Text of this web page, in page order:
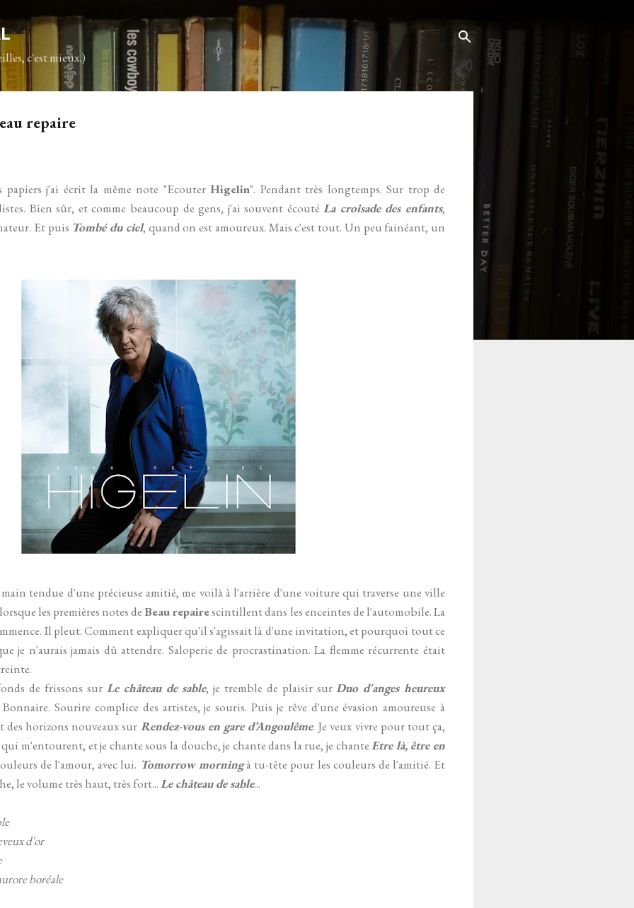
Accéder au contenu principal
c'est mieux.)
repaire
papiers j'ai écrit la même note "Ecouter Higelin". Pendant très longtemps. Sur trop de
Bien sûr, et comme beaucoup de gens, j'ai souvent écoutéLa croisade des enfants,
Et puis Tombé du ciel, quand on est amoureux. Mais c'est tout. Un peu fainéant, un
tendue d'une précieuse amitié, me voilà à l'arrière d'une voiture qui traverse une ville
les premières notes deBeau repairescintillent dans les enceintes de l'automobile. La
Il pleut. Comment expliquer qu'il s'agissait là d'une invitation, et pourquoi tout ce
je n'aurais jamais dû attendre. Saloperie de procrastination. La flemme récurrente était
de frissons sur Le château de sable, je tremble de plaisir surDuo d'anges heureux
Sourire complice des artistes, je souris. Puis je rêve d'une évasion amoureuse à
des horizons nouveaux sur Rendez-vous en gare d’Angoulême. Je veux vivre pour tout ça,
m'entourent, et je chante sous la douche, je chante dans la rue, je chanteEtre là, être en
de l'amour, avec lui. Tomorrow morningà tu-tête pour les couleurs de l'amitié. Et
le volume très haut, très fort...Le château de sable...
d'or
boréale